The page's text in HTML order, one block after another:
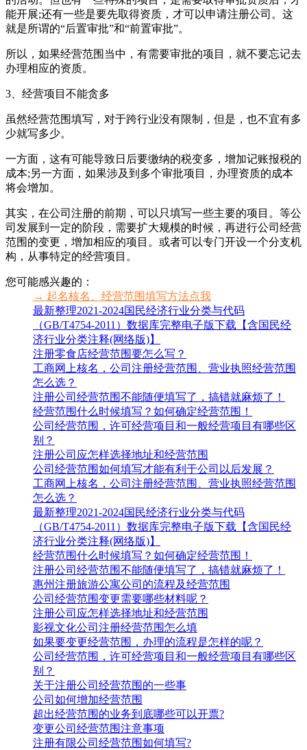
能开展;还有一些是要先取得资质，才可以申请注册公司。这
就是所谓的“后置审批”和“前置审批”。
所以，如果经营范围当中，有需要审批的项目，就不要忘记去
办理相应的资质。
3、经营项目不能贪多
虽然经营范围填写，对于跨行业没有限制，但是，也不宜有多
少就写多少。
一方面，这有可能导致日后要缴纳的税变多，增加记账报税的
成本;另一方面，如果涉及到多个审批项目，办理资质的成本
将会增加。
其实，在公司注册的前期，可以只填写一些主要的项目。等公
司发展到一定的阶段，需要扩大规模的时候，再进行公司经营
范围的变更，增加相应的项目。或者可以专门开设一个分支机
构，从事特定的经营项目。
您可能感兴趣的：
→ 起名核名、经营范围填写方法点我
最新整理2021-2024国民经济行业分类与代码
（GB/T4754-2011）数据库完整电子版下载【含国民经
济行业分类注释(网络版)】
注册零食店经营范围要怎么写？
工商网上核名，公司注册经营范围、营业执照经营范围
怎么选？
注册公司经营范围不能随便填写了，搞错就麻烦了！
经营范围什么时候填写？如何确定经营范围！
公司经营范围，许可经营项目和一般经营项目有哪些区
别？
注册公司应怎样选择地址和经营范围
公司经营范围如何填写才能有利于公司以后发展？
工商网上核名，公司注册经营范围、营业执照经营范围
怎么选？
最新整理2021-2024国民经济行业分类与代码
（GB/T4754-2011）数据库完整电子版下载【含国民经
济行业分类注释(网络版)】
经营范围什么时候填写？如何确定经营范围！
注册公司经营范围不能随便填写了，搞错就麻烦了！
惠州注册旅游公寓公司的流程及经营范围
公司经营范围变更需要哪些材料呢？
注册公司应怎样选择地址和经营范围
影视文化公司注册经营范围怎么填
如果要变更经营范围，办理的流程是怎样的呢？
公司经营范围，许可经营项目和一般经营项目有哪些区
别？
关于注册公司经营范围的一些事
公司如何增加经营范围
超出经营范围的业务到底哪些可以开票?
变更公司经营范围注意事项
注册有限公司经营范围如何填写?